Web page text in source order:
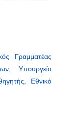
Γραμματέας
Υπουργείο
Εθνικό